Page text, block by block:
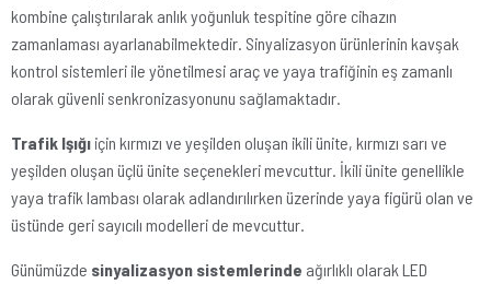
kombine çalıştırılarak anlık yoğunluk tespitine göre cihazın
zamanlaması ayarlanabilmektedir. Sinyalizasyon ürünlerinin kavşak
kontrol sistemleri ile yönetilmesi araç ve yaya trafiğinin eş zamanlı
olarak güvenli senkronizasyonunu sağlamaktadır.
Trafik Işığı için kırmızı ve yeşilden oluşan ikili ünite, kırmızı sarı ve
yeşilden oluşan üçlü ünite seçenekleri mevcuttur. İkili ünite genellikle
yaya trafik lambası olarak adlandırılırken üzerinde yaya figürü olan ve
üstünde geri sayıcılı modelleri de mevcuttur.
Günümüzde sinyalizasyon sistemlerinde ağırlıklı olarak LED